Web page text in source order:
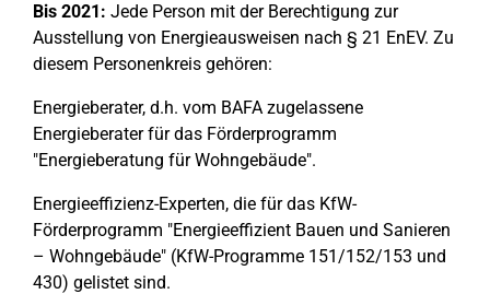
Bis 2021: Jede Person mit der Berechtigung zur
Ausstellung von Energieausweisen nach § 21 EnEV. Zu
diesem Personenkreis gehören:
Energieberater, d.h. vom BAFA zugelassene
Energieberater für das Förderprogramm
"Energieberatung für Wohngebäude".
Energieeffizienz-Experten, die für das KfW-
Förderprogramm "Energieeffizient Bauen und Sanieren
– Wohngebäude" (KfW-Programme 151/152/153 und
430) gelistet sind.